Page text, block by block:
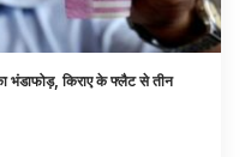
भंडाफोड़, किराए के फ्लैट से तीन